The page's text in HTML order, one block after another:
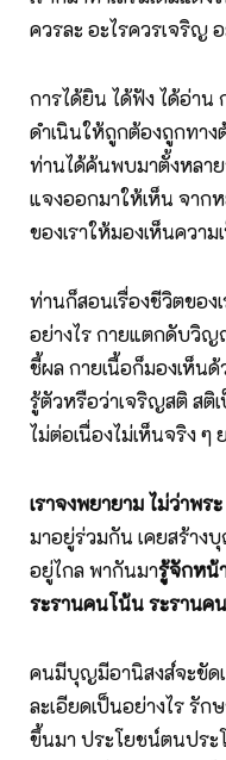
ควรละ อะไรควรเจริญ อ
การได้ยิน ได้ฟัง ได้อ่า
ดำเนินให้ถูกต้องถูกทา
ท่านได้ค้นพบมาตั้งหลา
แจงออกมาให้เห็น จาก
ของเราให้มองเห็นควา
ท่านก็สอนเรื่องชีวิตของ
อย่างไร กายแตกดับวิญ
ชี้ผล กายเนื้อก็มองเห็นด้
รู้ตัวหรือว่าเจริญสติ สติ
ไม่ต่อเนื่องไม่เห็นจริง ๆ
เราจงพยายาม ไม่ว่าพ
มาอยู่ร่วมกัน เคยสร้าง
อยู่ไกล พากันมารู้จักหน้
ระรานคนโน้น ระราน
คนมีบุญมีอานิสงส์จะขัดเ
ละเอียดเป็นอย่างไร รัก
ขึ้นมา ประโยชน์ตนปร